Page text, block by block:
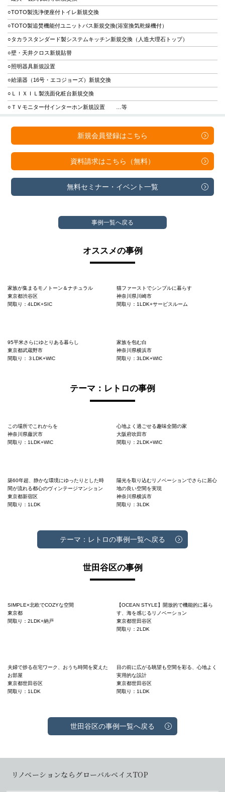
○TOTO製洗浄便座付トイレ新規交換
○TOTO製追焚機能付ユニットバス新規交換(浴室換気乾燥機付）
○タカラスタンダード製システムキッチン新規交換（人造大理石トップ）
○壁・天井クロス新規貼替
○照明器具新規設置
○給湯器（16号・エコジョーズ）新規交換
○ＬＩＸＩＬ製洗面化粧台新規交換
○ＴＶモニター付インターホン新規設置 …等
新規会員登録はこちら
資料請求はこちら（無料）
無料セミナー・ イベント一覧
事例一覧へ戻る
オススメの事例
家族が集まるモノトーン＆ナチュラル
東京都渋谷区
間取り：4LDK+SIC
猫ファーストでシンプルに暮らす
神奈川県川崎市
間取り：1LDK+サービスルーム
95平米さらにゆとりある暮らし
東京都武蔵野市
間取り：３LDK+WIC
家族を包む白
神奈川県横浜市
間取り：3LDK+WIC
テーマ：レトロの事例
この場所でこれからを
神奈川県藤沢市
間取り：1LDK+WIC
心地よく過ごせる趣味全開の家
大阪府吹田市
間取り：2LDK+WIC
築60年超、静かな環境にゆったりとした時
間が流れる都心のヴィンテージマンション
東京都新宿区
間取り：1LDK
陽光を取り込むリノベーションでさらに居心
地の良い空間を実現
神奈川県横浜市
間取り：3LDK
テーマ：レトロの事例一覧へ戻る
世田谷区の事例
SIMPLE×北欧でCOZYな空間
東京都
間取り：2LDK+納戸
【OCEAN STYLE】開放的で機能的に暮ら
す、海を感じるリノベーション
東京都世田谷区
間取り：2LDK
夫婦で捗る在宅ワーク、おうち時間を変えた
お部屋
東京都世田谷区
間取り：1LDK
目の前に広がる眺望も空間を彩る、心地よく
実用的な設計
東京都世田谷区
間取り：1LDK
世田谷区の事例一覧へ戻る
リノベーションならグローバルベイスTOP